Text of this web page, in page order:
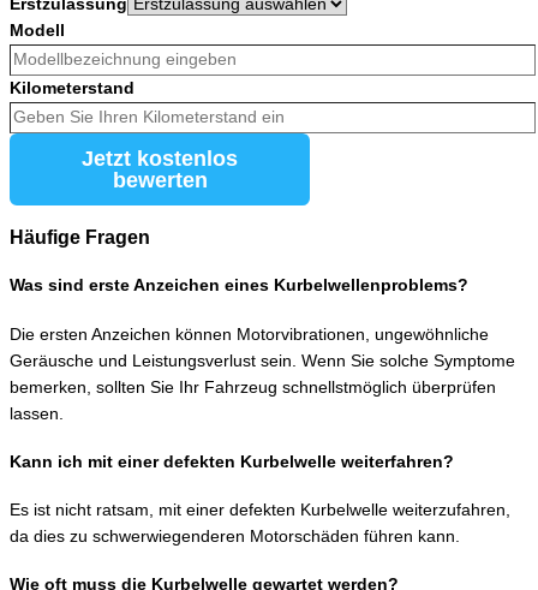
Erstzulassung
Modell
Kilometerstand
Jetzt kostenlos
bewerten
Häufige Fragen
Was sind erste Anzeichen eines Kurbelwellenproblems?
Die ersten Anzeichen können Motorvibrationen, ungewöhnliche
Geräusche und Leistungsverlust sein. Wenn Sie solche Symptome
bemerken, sollten Sie Ihr Fahrzeug schnellstmöglich überprüfen
lassen.
Kann ich mit einer defekten Kurbelwelle weiterfahren?
Es ist nicht ratsam, mit einer defekten Kurbelwelle weiterzufahren,
da dies zu schwerwiegenderen Motorschäden führen kann.
Wie oft muss die Kurbelwelle gewartet werden?